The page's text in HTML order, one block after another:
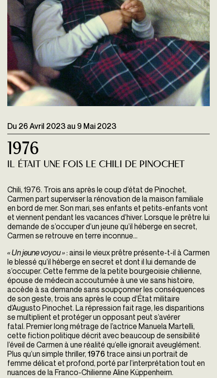
Du 26 Avril 2023 au 9 Mai 2023
1976
Il était une fois le Chili de Pinochet
Chili, 1976. Trois ans après le coup d’état de Pinochet,
Carmen part superviser la rénovation de la maison familiale
en bord de mer. Son mari, ses enfants et petits-enfants vont
et viennent pendant les vacances d’hiver. Lorsque le prêtre lui
demande de s’occuper d’un jeune qu’il héberge en secret,
Carmen se retrouve en terre inconnue…
« Un jeune voyou »: ainsi le vieux prêtre présente-t-il à Carmen
le blessé qu’il héberge en secret et dont il lui demande de
s’occuper. Cette femme de la petite bourgeoisie chilienne,
épouse de médecin accoutumée à une vie sans histoire,
accède à sa demande sans soupçonner les conséquences
de son geste, trois ans après le coup d’État militaire
d’Augusto Pinochet. La répression fait rage, les disparitions
se multiplient et protéger un opposant peut s’avérer
fatal. Premier long métrage de l’actrice Manuela Martelli,
cette fiction politique décrit avec beaucoup de sensibilité
l’éveil de Carmen à une réalité qu’elle ignorait aveuglément.
Plus qu’un simple thriller, 1976 trace ainsi un portrait de
femme délicat et profond, porté par l’interprétation tout en
nuances de la Franco-Chilienne Aline Küppenheim.